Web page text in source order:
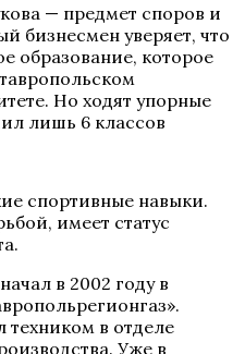
— предмет споров и
бизнесмен уверяет, что
образование, которое
Но ходят упорные
лишь 6 классов
спортивные навыки.
имеет статус
в 2002 году в
техником в отделе
Уже в